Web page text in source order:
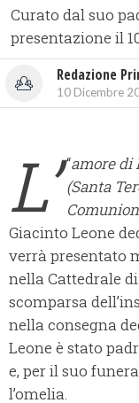
Curato dal suo
presentazione il
Redazione
10 Dicembre
“
L’
amore di
(Santa
Giacinto Leone
verrà presentato
nella Cattedrale
scomparsa
nella consegna
Leone è stato
e, per il suo
l’omelia.